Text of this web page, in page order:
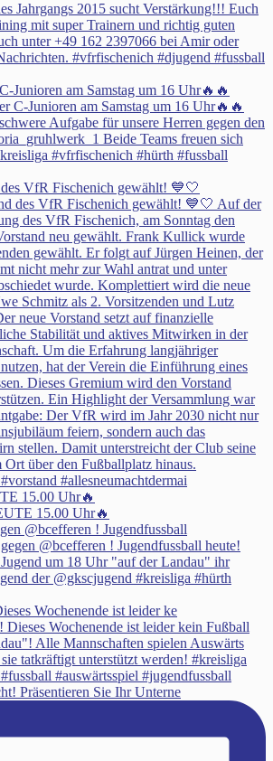
Junioren am Samstag um 16 Uhr🔥🔥
VfR Fischenich gewählt! 💙🤍
15.00 Uhr🔥
@bcefferen ! Jugendfussball
Wochenende ist leider ke
Präsentieren Sie Ihr Unterne